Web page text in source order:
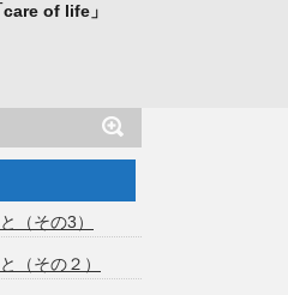
of life」
（その3）
（その２）